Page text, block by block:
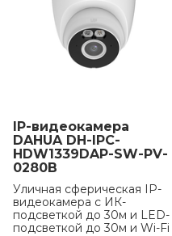
IP-видеокамера
DAHUA DH-IPC-
HDW1339DAP-SW-PV-
0280B
Уличная сферическая IP-
видеокамера с ИК-
подсветкой до 30м и LED-
подсветкой до 30м и Wi-Fi